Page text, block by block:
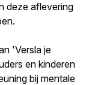
deze aflevering
'Versla je
en kinderen
bij mentale